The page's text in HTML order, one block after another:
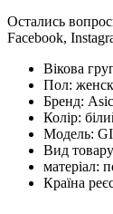
Остались
Facebook,
Вікова
Пол:
Бренд:
Колір:
Модель:
Вид
матеріал:
Країна